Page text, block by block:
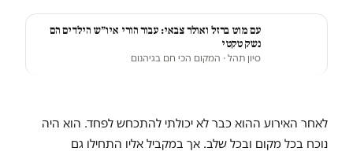
עם מוט ברזל ואולר צבאי: עבור הורי איו״ש הילדים הם
נשק טקטי
סיון תהל · המקום הכי חם בגיהנום
לאחר האירוע ההוא כבר לא יכולתי להתכחש לפחד. הוא היה
נוכח בכל מקום ובכל שלב. אך במקביל אליו התחילו גם